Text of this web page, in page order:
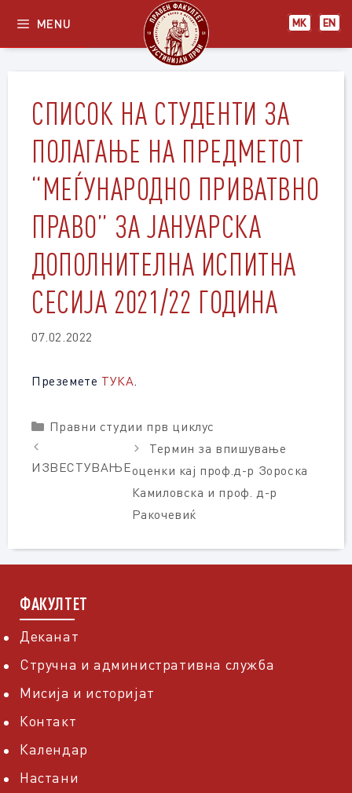
content
МК EN
MENU
СПИСОК НА СТУДЕНТИ ЗА
ПОЛАГАЊЕ НА ПРЕДМЕТОТ
“МЕЃУНАРОДНО ПРИВАТВНО
ПРАВО” ЗА ЈАНУАРСКА
ДОПОЛНИТЕЛНА ИСПИТНА
СЕСИЈА 2021/22 ГОДИНА
07.02.2022
Преземете ТУКА.
Categories
Правни студии прв циклус
ИЗВЕСТУВАЊЕ
Термин за впишување
оценки кај проф.д-р Зороска
Камиловска и проф. д-р
Ракочевиќ
ФАКУЛТЕТ
Деканат
Стручна и административна служба
Мисија и историјат
Контакт
Календар
Настани